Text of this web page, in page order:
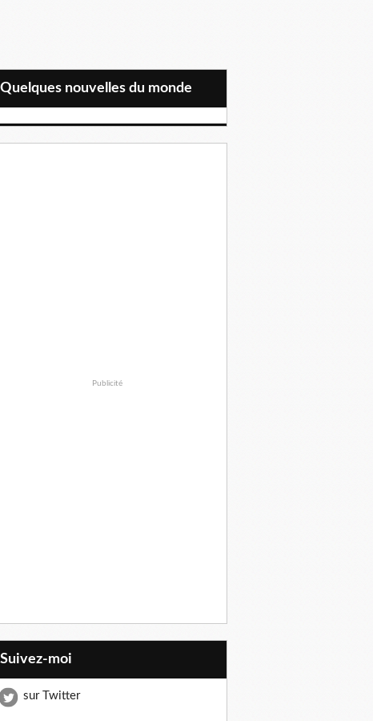
Quelques nouvelles du monde
Publicité
Suivez-moi
sur Twitter